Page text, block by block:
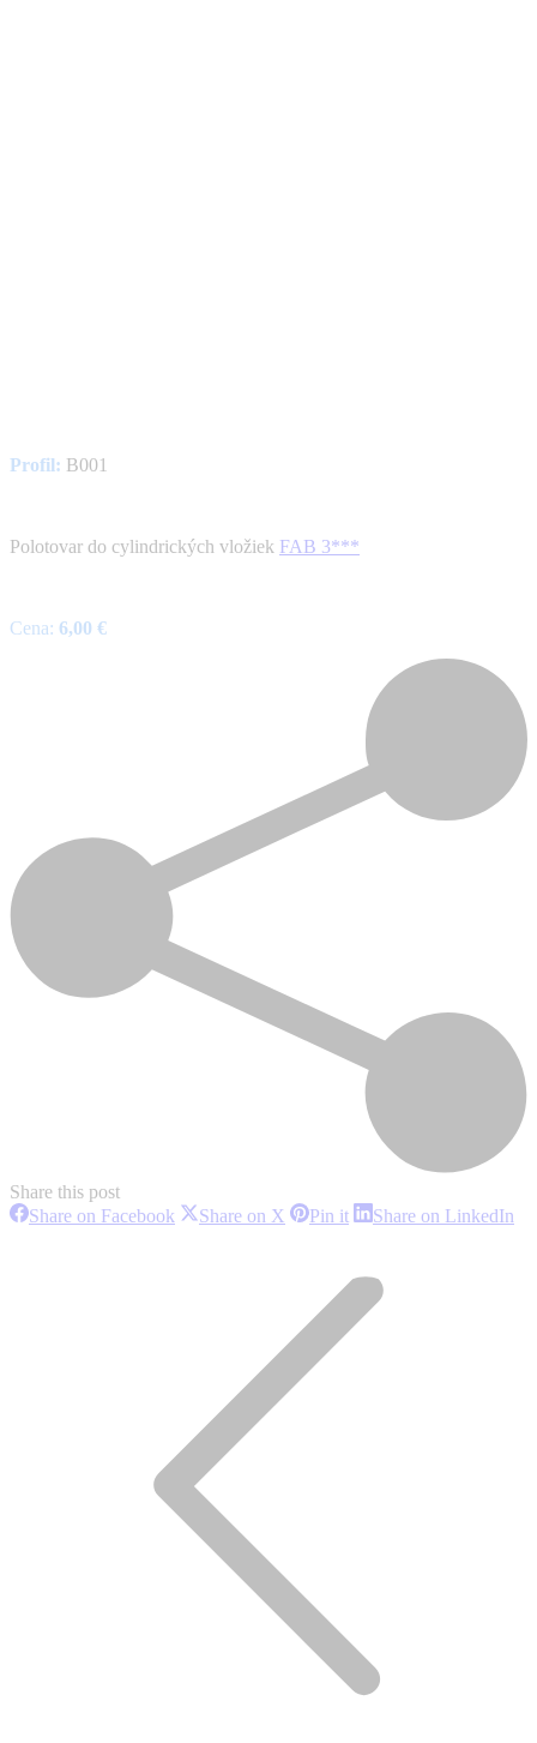
Profil: B001
Polotovar do cylindrických vložiek FAB 3***
Cena: 6,00 €
Share this post
Share on Facebook ShareShare on X SharePin itShareShare on LinkedIn